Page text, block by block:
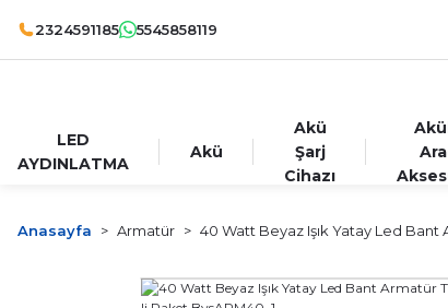
2324591185 5545858119
LED
AYDINLATMA
Akü
Akü
Şarj
Cihazı
Anasayfa Armatür 40 Watt Beyaz Işık Yatay Led Bant